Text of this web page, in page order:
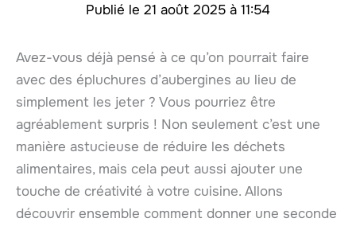
21 août 2025 à 11:54
Avez-vous déjà pensé à ce qu’on pourrait faire
avec des épluchures d’aubergines au lieu de
simplement les jeter ? Vous pourriez être
agréablement surpris ! Non seulement c’est une
manière astucieuse de réduire les déchets
alimentaires, mais cela peut aussi ajouter une
touche de créativité à votre cuisine. Allons
découvrir ensemble comment donner une seconde